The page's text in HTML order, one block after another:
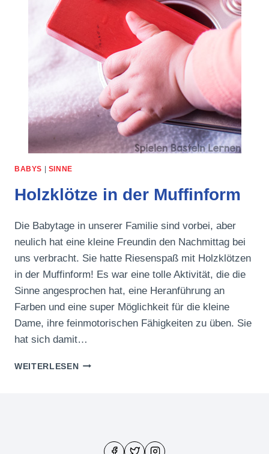
BABYS | SINNE
Holzklötze in der Muffinform
Die Babytage in unserer Familie sind vorbei, aber
neulich hat eine kleine Freundin den Nachmittag bei
uns verbracht. Sie hatte Riesenspaß mit Holzklötzen
in der Muffinform! Es war eine tolle Aktivität, die die
Sinne angesprochen hat, eine Heranführung an
Farben und eine super Möglichkeit für die kleine
Dame, ihre feinmotorischen Fähigkeiten zu üben. Sie
hat sich damit…
WEITERLESENHOLZKLÖTZE